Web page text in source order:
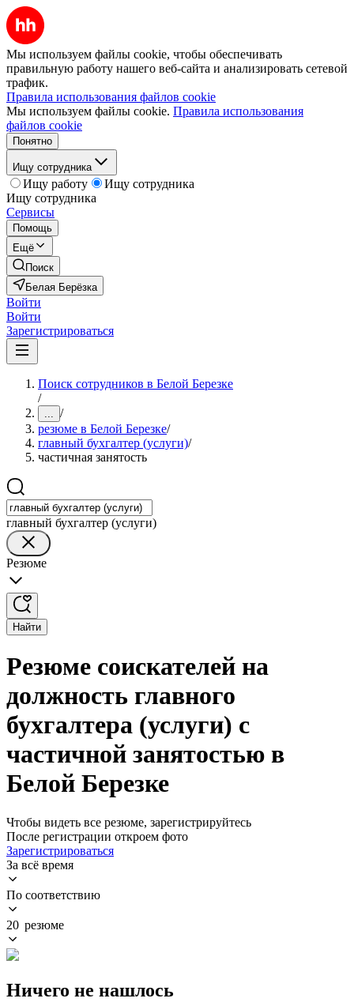
Мы используем файлы cookie, чтобы обеспечивать
правильную работу нашего веб-сайта и анализировать сетевой
трафик.
Правила использования файлов cookie
Мы используем файлы cookie. Правила использования
файлов cookie
Понятно
Ищу сотрудника
Ищу работу
Ищу сотрудника
Ищу сотрудника
Сервисы
Помощь
Ещё
Поиск
Белая Берёзка
Войти
Войти
Зарегистрироваться
Поиск сотрудников в Белой Березке
/
... /
резюме в Белой Березке/
главный бухгалтер (услуги)/
частичная занятость
главный бухгалтер (услуги)
Резюме
Найти
Резюме соискателей на
должность главного
бухгалтера (услуги) с
частичной занятостью в
Белой Березке
Чтобы видеть все резюме, зарегистрируйтесь
После регистрации откроем фото
Зарегистрироваться
За всё время
По соответствию
20 резюме
Ничего не нашлось